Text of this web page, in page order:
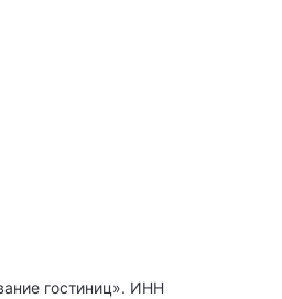
гостиниц». ИНН